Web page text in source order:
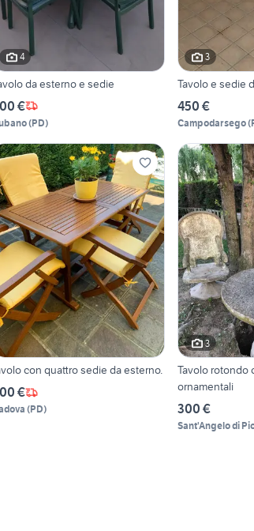
4
da esterno e sedie
€
(PD)
3
Tavolo e sedie
450 €
Campodarsego(
con quattro sedie da esterno.
€
(PD)
3
Tavolo rotondo
ornamentali
300 €
Sant'Angelo di